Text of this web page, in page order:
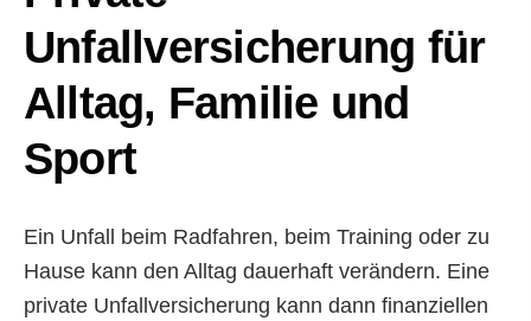
Unfall­ver­si­che­rung für
Alltag, Familie und
Sport
Ein Unfall beim Radfahren, beim Training oder zu
Hause kann den Alltag dauerhaft verändern. Eine
private Unfall­ver­si­che­rung kann dann finanziellen